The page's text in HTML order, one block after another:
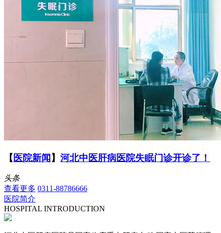
【 医院新闻】 河北中医肝病医院失眠门诊开诊了！
头条
查看更多 0311-88786666
医院简介
HOSPITAL INTRODUCTION